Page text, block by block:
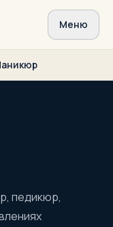
Меню
педикюр,